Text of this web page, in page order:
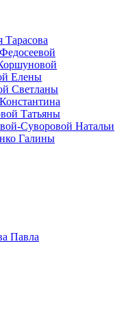
Елены
Светланы
Татьяны
Суворовой Натальи
Галины
Павла